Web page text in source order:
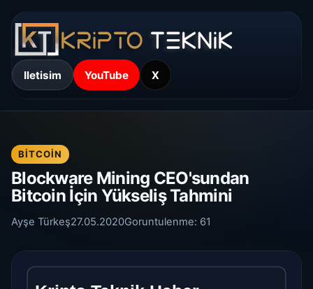
Iletisim YouTube X
BITCOIN
Blockware Mining CEO'sundan
Bitcoin İçin Yükseliş Tahmini
Ayşe Türkeş27.05.2020Goruntulenme: 61